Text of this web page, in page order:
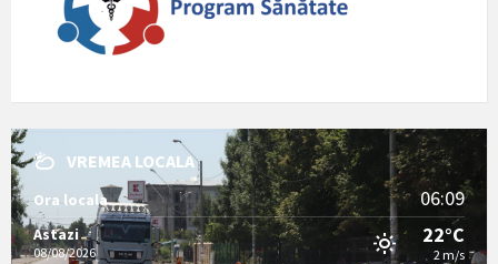
VREMEA LOCALA
Ora locala 06:09
Astazi
08/08/2026
22°C
2 m/s